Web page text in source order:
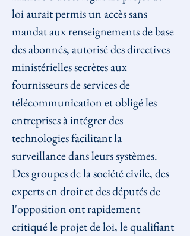
loi aurait permis un accès sans
mandat aux renseignements de base
des abonnés, autorisé des directives
ministérielles secrètes aux
fournisseurs de services de
télécommunication et obligé les
entreprises à intégrer des
technologies facilitant la
surveillance dans leurs systèmes.
Des groupes de la société civile, des
experts en droit et des députés de
l'opposition ont rapidement
critiqué le projet de loi, le qualifiant